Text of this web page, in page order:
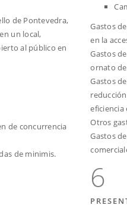
de Pontevedra,
un local,
al público en
de concurrencia
de minimis.
Gastos
en la
Gastos
ornato
Gastos
eficiencia
Otros
Gastos
6